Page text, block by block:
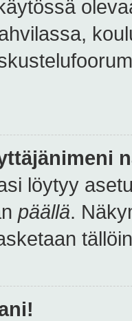
löytyy
päällä.